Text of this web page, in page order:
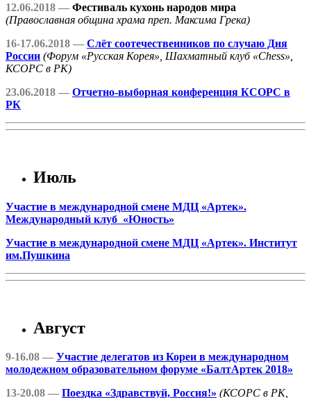
12.06.2018 — Фестиваль кухонь народов мира
(Православная община храма преп. Максима Грека)
16-17.06.2018 — Слёт соотечественников по случаю Дня
России (Форум «Русская Корея», Шахматный клуб «Chess»,
КСОРС в РК)
23.06.2018 — Отчетно-выборная конференция КСОРС в
РК
Июль
Участие в международной смене МДЦ «Артек».
Международный клуб «Юность»
Участие в международной смене МДЦ «Артек». Институт
им.Пушкина
Август
9-16.08 — Участие делегатов из Кореи в международном
молодежном образовательном форуме «БалтАртек 2018»
13-20.08 — Поездка «Здравствуй, Россия!» (КСОРС в РК,